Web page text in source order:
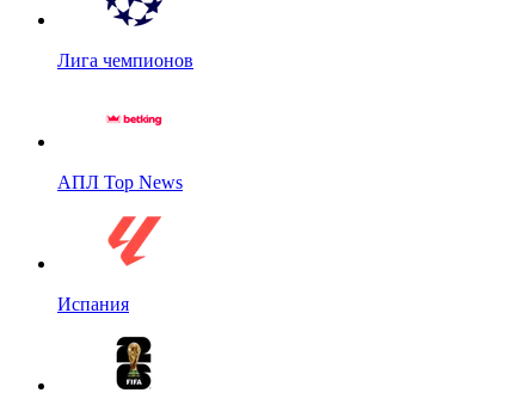
Лига чемпионов
АПЛ Top News
Испания